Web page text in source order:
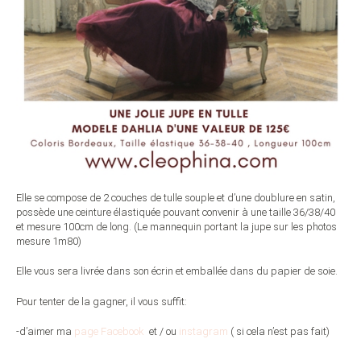
Elle se compose de 2 couches de tulle souple et d’une doublure en satin,
possède une ceinture élastiquée pouvant convenir à une taille 36/38/40
et mesure 100cm de long. (Le mannequin portant la jupe sur les photos
mesure 1m80)
Elle vous sera livrée dans son écrin et emballée dans du papier de soie.
Pour tenter de la gagner, il vous suffit:
-d’aimer ma page Facebook et / ou instagram ( si cela n’est pas fait)